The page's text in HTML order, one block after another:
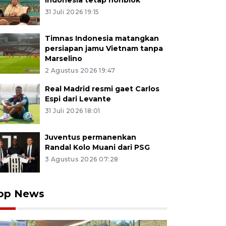
31 Juli 2026 19:15
Timnas Indonesia matangkan
persiapan jamu Vietnam tanpa
Marselino
2 Agustus 2026 19:47
Real Madrid resmi gaet Carlos
Espi dari Levante
31 Juli 2026 18:01
Juventus permanenkan
Randal Kolo Muani dari PSG
3 Agustus 2026 07:28
News